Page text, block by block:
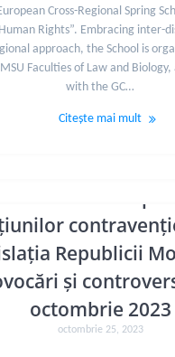
Cross-Regional Spring
Rights”. Embracing inter-
approach, the School is
Faculties of Law and Biology,
with the GC…
Citește mai mult
Republicii
și
octombrie 2023
octombrie 25, 2023